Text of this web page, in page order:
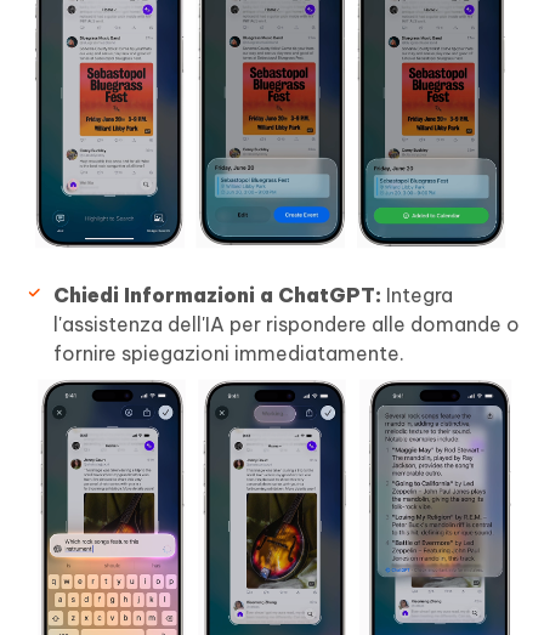
Chiedi Informazioni a ChatGPT: Integra
l'assistenza dell'IA per rispondere alle domande o
fornire spiegazioni immediatamente.